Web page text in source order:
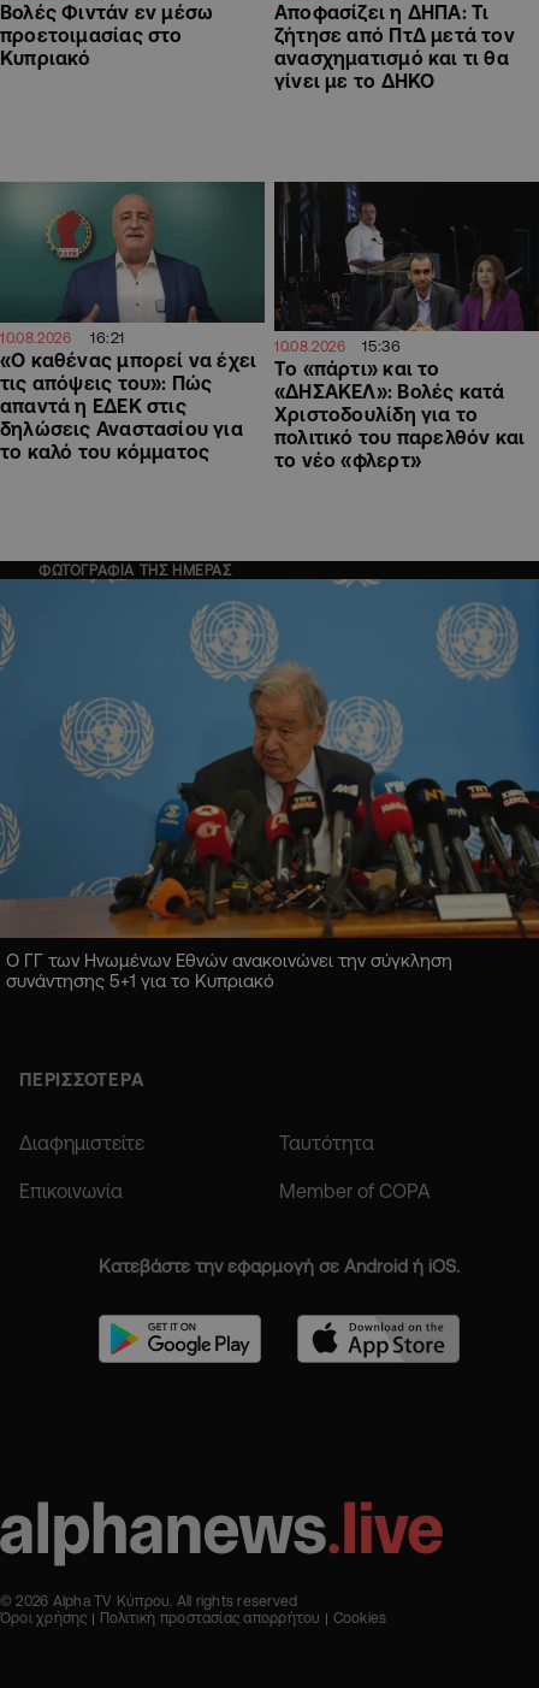
Βολές Φιντάν εν μέσω
προετοιμασίας στο
Κυπριακό
Αποφασίζει η ΔΗΠΑ: Τι
ζήτησε από ΠτΔ μετά τον
ανασχηματισμό και τι θα
γίνει με το ΔΗΚΟ
10.08.2026 16:21
«Ο καθένας μπορεί να έχει
τις απόψεις του»: Πώς
απαντά η ΕΔΕΚ στις
δηλώσεις Αναστασίου για
το καλό του κόμματος
10.08.2026 15:36
Το «πάρτι» και το
«ΔΗΣΑΚΕΛ»: Βολές κατά
Χριστοδουλίδη για το
πολιτικό του παρελθόν και
το νέο «φλερτ»
ΦΩΤΟΓΡΑΦΙΑ ΤΗΣ ΗΜΕΡΑΣ
Ο ΓΓ των Ηνωμένων Εθνών ανακοινώνει την σύγκληση
συνάντησης 5+1 για το Κυπριακό
ΠΕΡΙΣΣΟΤΕΡΑ
Διαφημιστείτε Ταυτότητα
Επικοινωνία Member of COPA
Κατεβάστε την εφαρμογή σε Android ή iOS.
© 2026 Alpha TV Κύπρου. All rights reserved
Όροι χρήσης
Πολιτική προστασίας απορρήτου Cookies